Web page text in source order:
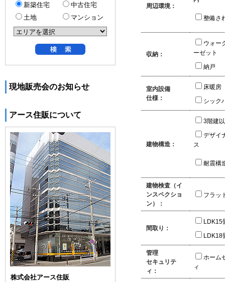
周辺環境：
整備さ
収納：
ウォー
ーゼット
納戸
室内設備
仕様：
床暖房
シック
建物構造：
3階建
デザイ
ス
耐震構
建物検査（イ
ンスペクショ
ン）：
フラッ
間取り：
LDK15
LDK18
管理
セキュリテ
ィ：
ホーム
ィ
新築住宅
中古住宅
土地
マンション
現地販売会のお知らせ
アース住販について
株式会社アース住販